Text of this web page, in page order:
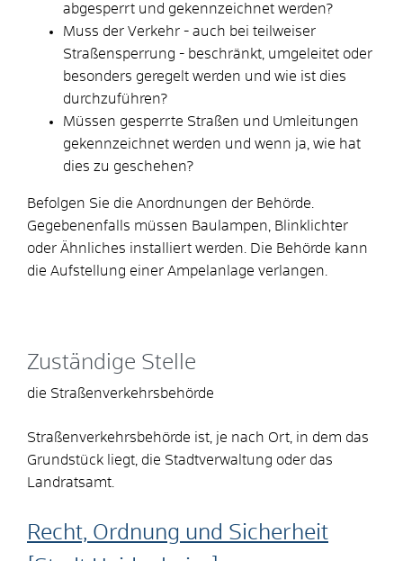
abgesperrt und gekennzeichnet werden?
Muss der Verkehr - auch bei teilweiser
Straßensperrung - beschränkt, umgeleitet oder
besonders geregelt werden und wie ist dies
durchzuführen?
Müssen gesperrte Straßen und Umleitungen
gekennzeichnet werden und wenn ja, wie hat
dies zu geschehen?
Befolgen Sie die Anordnungen der Behörde.
Gegebenenfalls müssen Baulampen, Blinklichter
oder Ähnliches installiert werden. Die Behörde kann
die Aufstellung einer Ampelanlage verlangen.
Zuständige Stelle
die Straßenverkehrsbehörde
Straßenverkehrsbehörde ist, je nach Ort, in dem das
Grundstück liegt, die Stadtverwaltung oder das
Landratsamt.
Recht, Ordnung und Sicherheit